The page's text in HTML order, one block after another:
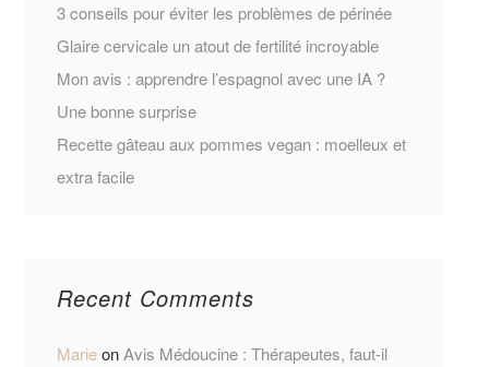
3 conseils pour éviter les problèmes de périnée
Glaire cervicale un atout de fertilité incroyable
Mon avis : apprendre l’espagnol avec une IA ?
Une bonne surprise
Recette gâteau aux pommes vegan : moelleux et
extra facile
Recent Comments
MarieonAvis Médoucine : Thérapeutes, faut-il